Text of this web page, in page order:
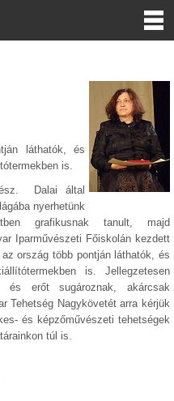
láthatók, és
is.
Dalai által
nyerhetünk
grafikusnak tanult, majd
Iparművészeti Főiskolán kezdett
ország több pontján láthatók, és
is. Jellegzetesen
és erőt sugároznak, akárcsak
Tehetség Nagykövetét arra kérjük
és képzőművészeti tehetségek
túl is.